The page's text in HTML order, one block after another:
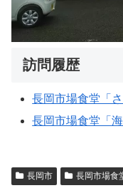
訪問履歴
長岡市場食堂「
長岡市場食堂「
長岡市 長岡市場食